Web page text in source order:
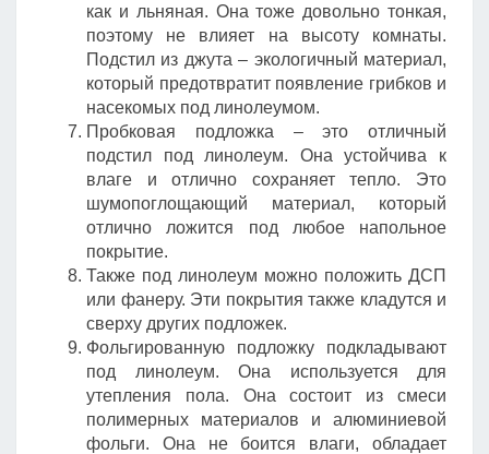
как и льняная. Она тоже довольно тонкая,
поэтому не влияет на высоту комнаты.
Подстил из джута – экологичный материал,
который предотвратит появление грибков и
насекомых под линолеумом.
Пробковая подложка – это отличный
подстил под линолеум. Она устойчива к
влаге и отлично сохраняет тепло. Это
шумопоглощающий материал, который
отлично ложится под любое напольное
покрытие.
Также под линолеум можно положить ДСП
или фанеру. Эти покрытия также кладутся и
сверху других подложек.
Фольгированную подложку подкладывают
под линолеум. Она используется для
утепления пола. Она состоит из смеси
полимерных материалов и алюминиевой
фольги. Она не боится влаги, обладает